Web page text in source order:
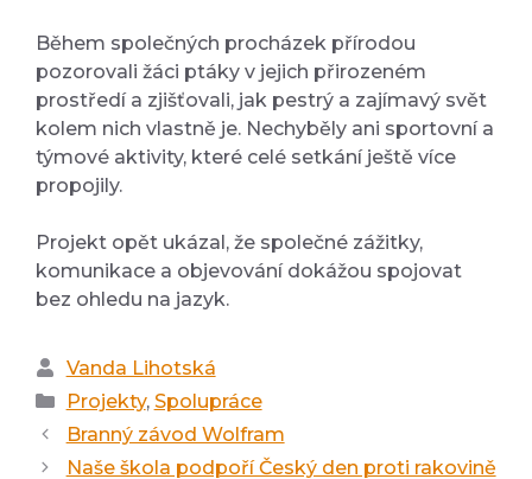
Během společných procházek přírodou
pozorovali žáci ptáky v jejich přirozeném
prostředí a zjišťovali, jak pestrý a zajímavý svět
kolem nich vlastně je. Nechyběly ani sportovní a
týmové aktivity, které celé setkání ještě více
propojily.
Projekt opět ukázal, že společné zážitky,
komunikace a objevování dokážou spojovat
bez ohledu na jazyk.
Autor
Vanda Lihotská
Rubriky
Projekty, Spolupráce
Branný závod Wolfram
Naše škola podpoří Český den proti rakovině